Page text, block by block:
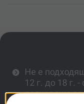
Не е
12 г. до 18 г.
подходящо